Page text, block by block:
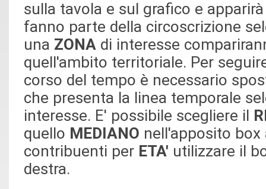
sulla tavola e sul grafico e
fanno parte della circoscrizione
una ZONA di interesse
quell'ambito territoriale. Per
corso del tempo è necessario
che presenta la linea temporale
interesse. E' possibile scegliere il
quello MEDIANO nell'apposito box
contribuenti per ETA' utilizzare il
destra.